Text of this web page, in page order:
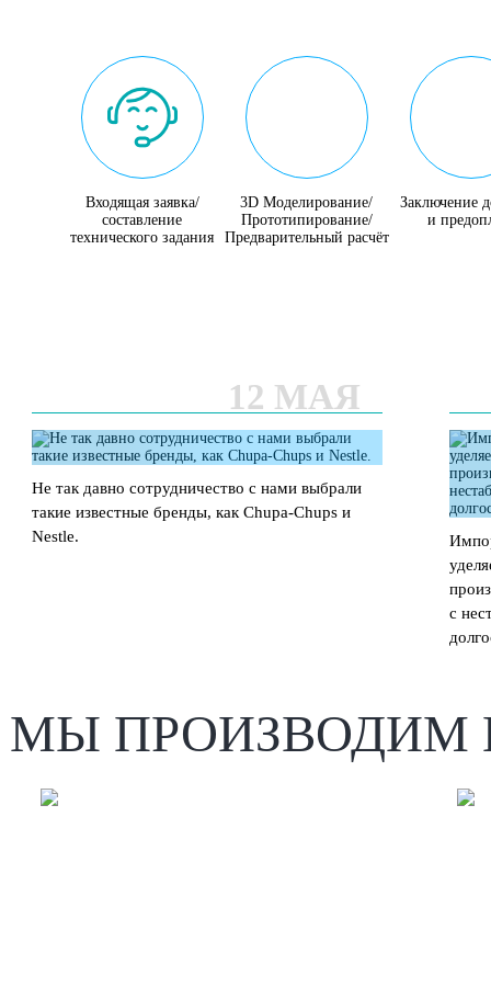
Входящая заявка/
составление
технического задания
3D Моделирование/
Прототипирование/
Предварительный расчёт
Заключение
и
12 МАЯ
Не так давно сотрудничество с нами выбрали
такие известные бренды, как Chupa-Chups и
Nestle.
с
МЫ ПРОИЗВОДИМ